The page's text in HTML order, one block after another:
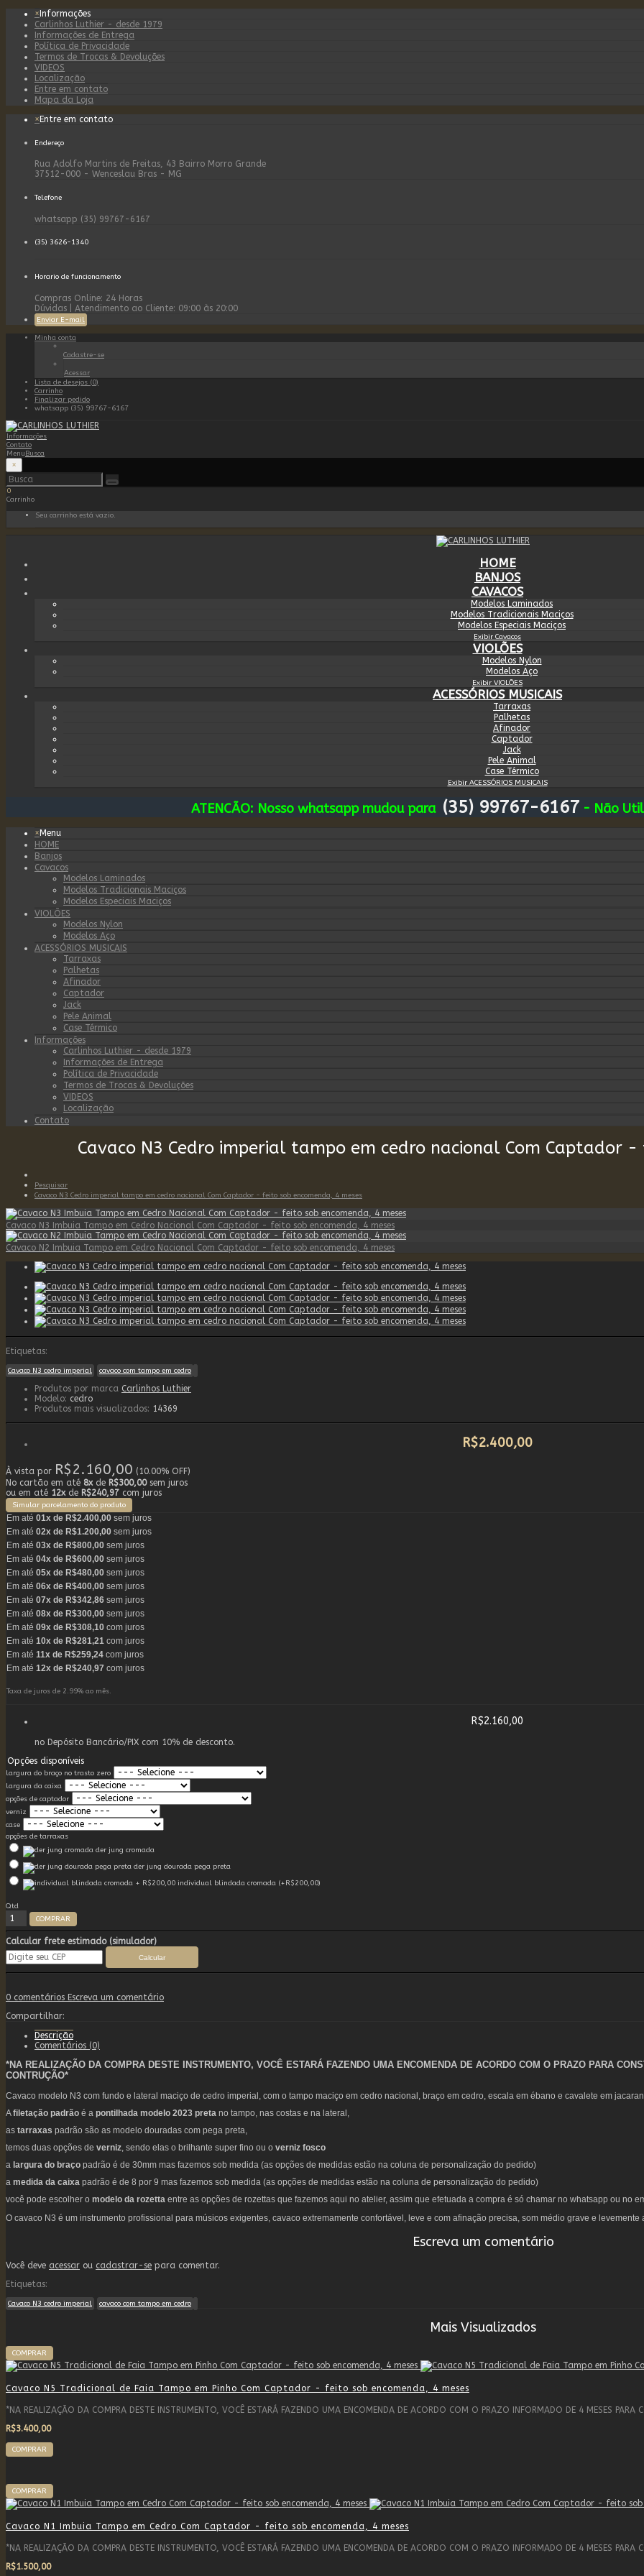
× Informações
Carlinhos Luthier - desde 1979
Informações de Entrega
Política de Privacidade
Termos de Trocas & Devoluções
VIDEOS
Localização
Entre em contato
Mapa da Loja
× Entre em contato
Endereço
Rua Adolfo Martins de Freitas, 43 Bairro Morro Grande
37512-000 - Wenceslau Bras - MG
Telefone
whatsapp (35) 99767-6167
(35) 3626-1340
Horario de funcionamento
Compras Online: 24 Horas
Dúvidas | Atendimento ao Cliente: 09:00 às 20:00
Enviar E-mail
Minha conta
Cadastre-se
Acessar
Lista de desejos (0)
Carrinho
Finalizar pedido
whatsapp (35) 99767-6167
Informações
Contato
MenuBusca
×
0
Carrinho
Seu carrinho está vazio.
HOME
BANJOS
CAVACOS
Modelos Laminados
Modelos Tradicionais Maciços
Modelos Especiais Maciços
Exibir Cavacos
VIOLÕES
Modelos Nylon
Modelos Aço
Exibir VIOLÕES
ACESSÓRIOS MUSICAIS
Tarraxas
Palhetas
Afinador
Captador
Jack
Pele Animal
Case Térmico
Exibir ACESSÓRIOS MUSICAIS
ATENCÃO: Nosso whatsapp mudou para (35) 99767-6167 - Não
× Menu
HOME
Banjos
Cavacos
Modelos Laminados
Modelos Tradicionais Maciços
Modelos Especiais Maciços
VIOLÕES
Modelos Nylon
Modelos Aço
ACESSÓRIOS MUSICAIS
Tarraxas
Palhetas
Afinador
Captador
Jack
Pele Animal
Case Térmico
Informações
Carlinhos Luthier - desde 1979
Informações de Entrega
Política de Privacidade
Termos de Trocas & Devoluções
VIDEOS
Localização
Contato
Cavaco N3 Cedro imperial tampo em cedro nacional Com Captador
Pesquisar
Cavaco N3 Cedro imperial tampo em cedro nacional Com Captador - feito sob encomenda, 4 meses
Cavaco N3 Imbuia Tampo em Cedro Nacional Com Captador - feito sob encomenda, 4 meses
Cavaco N2 Imbuia Tampo em Cedro Nacional Com Captador - feito sob encomenda, 4 meses
Etiquetas:
Cavaco N3 cedro imperial cavaco com tampo em cedro
Produtos por marca Carlinhos Luthier
Modelo: cedro
Produtos mais visualizados: 14369
R$2.400,00
À vista por R$2.160,00 (10.00% OFF)
No cartão em até 8xde R$300,00sem juros
ou em até 12xde R$240,97 com juros
Simular parcelamento do produto
Em até 01x de R$2.400,00 sem juros
Em até 02x de R$1.200,00 sem juros
Em até 03x de R$800,00 sem juros
Em até 04x de R$600,00 sem juros
Em até 05x de R$480,00 sem juros
Em até 06x de R$400,00 sem juros
Em até 07x de R$342,86 sem juros
Em até 08x de R$300,00 sem juros
Em até 09x de R$308,10 com juros
Em até 10x de R$281,21 com juros
Em até 11x de R$259,24 com juros
Em até 12x de R$240,97 com juros
Taxa de juros de 2.99% ao mês.
R$2.160,00
no Depósito Bancário/PIX com 10% de desconto.
Opções disponíveis
largura do braço no trasto zero
largura da caixa
opções de captador
verniz
case
opções de tarraxas
der jung cromada
der jung dourada pega preta
individual blindada cromada (+R$200,00)
Qtd
COMPRAR
Calcular frete estimado (simulador)
0 comentários Escreva um comentário
Compartilhar:
Descrição
Comentários (0)
*NA REALIZAÇÃO DA COMPRA DESTE INSTRUMENTO, VOCÊ ESTARÁ FAZENDO UMA ENCOMENDA DE ACORDO COM O PRAZO PARA
CONTRUÇÃO*
Cavaco modelo N3 com fundo e lateral maciço de cedro imperial, com o tampo maciço em cedro nacional, braço em cedro, escala em ébano e cavalete em
Afiletação padrão é a pontilhada modelo 2023 preta no tampo, nas costas e na lateral,
as tarraxas padrão são as modelo douradas com pega preta,
temos duas opções de verniz, sendo elas o brilhante super fino ou o verniz fosco
a largura do braço padrão é de 30mm mas fazemos sob medida (as opções de medidas estão na coluna de personalização do pedido)
a medida da caixa padrão é de 8 por 9 mas fazemos sob medida (as opções de medidas estão na coluna de personalização do pedido)
você pode escolher o modelo da rozetta entre as opções de rozettas que fazemos aqui no atelier, assim que efetuada a compra é só chamar no whatsapp ou no
O cavaco N3 é um instrumento profissional para músicos exigentes, cavaco extremamente confortável, leve e com afinação precisa, som médio grave e
Escreva um comentário
Você deve acessar ou cadastrar-se para comentar.
Etiquetas:
Cavaco N3 cedro imperial cavaco com tampo em cedro
Mais Visualizados
COMPRAR
Cavaco N5 Tradicional de Faia Tampo em Pinho Com Captador - feito sob encomenda, 4 meses
*NA REALIZAÇÃO DA COMPRA DESTE INSTRUMENTO, VOCÊ ESTARÁ FAZENDO UMA ENCOMENDA DE ACORDO COM O PRAZO INFORMADO DE 4 MESES PARA
R$3.400,00
COMPRAR
COMPRAR
Cavaco N1 Imbuia Tampo em Cedro Com Captador - feito sob encomenda, 4 meses
*NA REALIZAÇÃO DA COMPRA DESTE INSTRUMENTO, VOCÊ ESTARÁ FAZENDO UMA ENCOMENDA DE ACORDO COM O PRAZO INFORMADO DE 4 MESES PARA
R$1.500,00